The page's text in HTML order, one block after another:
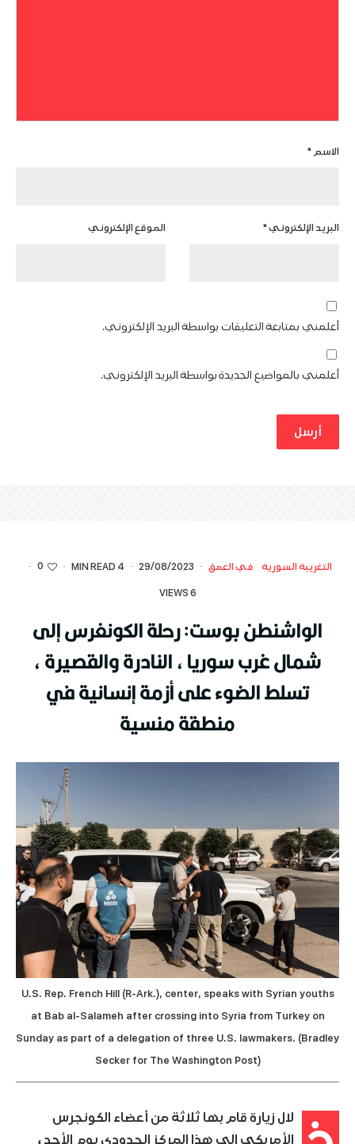
الاسم *
البريد الإلكتروني* الموقع الإلكتروني
أعلمني بمتابعة التعليقات بواسطة البريد الإلكتروني.
أعلمني بالمواضيع الجديدة بواسطة البريد الإلكتروني.
التغريبة السورية في العمق ·
29/08/2023
·
4 MIN READ
·
0
·
6 VIEWS
الواشنطن بوست: رحلة الكونغرس إلى
شمال غرب سوريا ، النادرة والقصيرة ،
تسلط الضوء على أزمة إنسانية في
منطقة منسية
U.S. Rep. French Hill (R-Ark.), center, speaks with Syrian youths
at Bab al-Salameh after crossing into Syria from Turkey on
Sunday as part of a delegation of three U.S. lawmakers. (Bradley
Secker for The Washington Post)
لال زيارة قام بها ثلاثة من أعضاء الكونجرس
الأمريكي إلى هذا المركز الحدودي يوم الأحد ،